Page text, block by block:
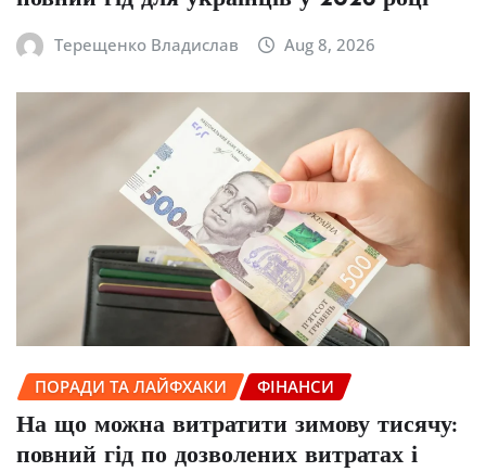
Терещенко Владислав Aug 8, 2026
ПОРАДИ ТА ЛАЙФХАКИ ФІНАНСИ
На що можна витратити зимову тисячу:
повний гід по дозволених витратах і